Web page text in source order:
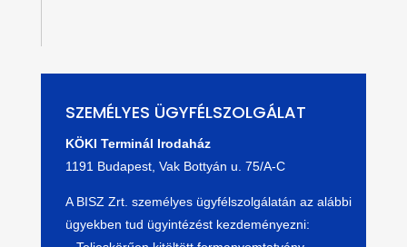
SZEMÉLYES ÜGYFÉLSZOLGÁLAT
KÖKI Terminál Irodaház
1191 Budapest, Vak Bottyán u. 75/A-C
A BISZ Zrt. személyes ügyfélszolgálatán az alábbi
ügyekben tud ügyintézést kezdeményezni: